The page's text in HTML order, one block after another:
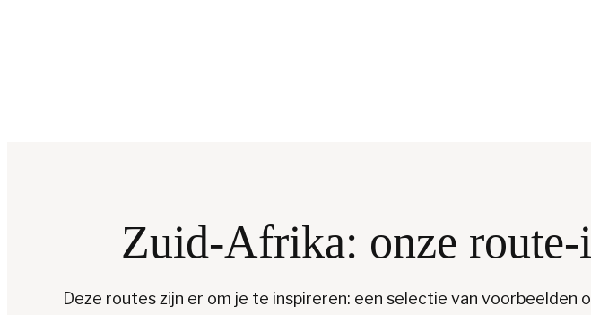
Zuid-Afrika: onze route-
Deze routes zijn er om je te inspireren: een selectie van